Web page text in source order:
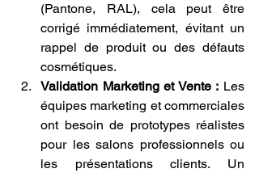
(Pantone, RAL), cela peut être
corrigé immédiatement, évitant un
rappel de produit ou des défauts
cosmétiques.
Validation Marketing et Vente : Les
équipes marketing et commerciales
ont besoin de prototypes réalistes
pour les salons professionnels ou
les présentations clients. Un